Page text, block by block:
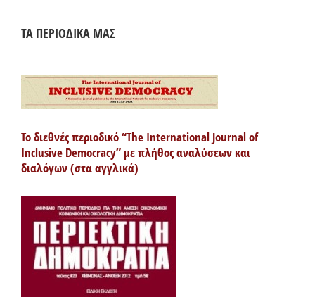
ΤΑ ΠΕΡΙΟΔΙΚΑ ΜΑΣ
Το διεθνές περιοδικό “The International Journal of
Inclusive Democracy” με πλήθος αναλύσεων και
διαλόγων (στα αγγλικά)